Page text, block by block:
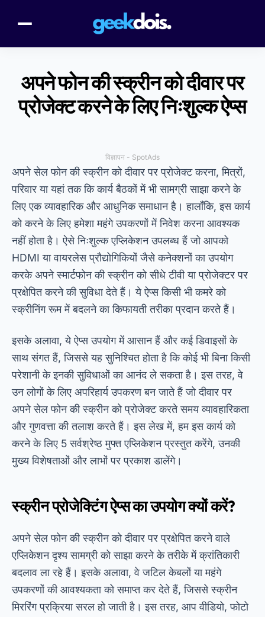
अपने फोन की स्क्रीन को दीवार पर
प्रोजेक्ट करने के लिए निःशुल्क ऐप्स
विज्ञापन - SpotAds
अपने सेल फोन की स्क्रीन को दीवार पर प्रोजेक्ट करना, मित्रों,
परिवार या यहां तक कि कार्य बैठकों में भी सामग्री साझा करने के
लिए एक व्यावहारिक और आधुनिक समाधान है। हालाँकि, इस कार्य
को करने के लिए हमेशा महंगे उपकरणों में निवेश करना आवश्यक
नहीं होता है। ऐसे निःशुल्क एप्लिकेशन उपलब्ध हैं जो आपको
HDMI या वायरलेस प्रौद्योगिकियों जैसे कनेक्शनों का उपयोग
करके अपने स्मार्टफोन की स्क्रीन को सीधे टीवी या प्रोजेक्टर पर
प्रक्षेपित करने की सुविधा देते हैं। ये ऐप्स किसी भी कमरे को
स्क्रीनिंग रूम में बदलने का किफायती तरीका प्रदान करते हैं।
इसके अलावा, ये ऐप्स उपयोग में आसान हैं और कई डिवाइसों के
साथ संगत हैं, जिससे यह सुनिश्चित होता है कि कोई भी बिना किसी
परेशानी के इनकी सुविधाओं का आनंद ले सकता है। इस तरह, वे
उन लोगों के लिए अपरिहार्य उपकरण बन जाते हैं जो दीवार पर
अपने सेल फोन की स्क्रीन को प्रोजेक्ट करते समय व्यावहारिकता
और गुणवत्ता की तलाश करते हैं। इस लेख में, हम इस कार्य को
करने के लिए 5 सर्वश्रेष्ठ मुफ्त एप्लिकेशन प्रस्तुत करेंगे, उनकी
मुख्य विशेषताओं और लाभों पर प्रकाश डालेंगे।
स्क्रीन प्रोजेक्टिंग ऐप्स का उपयोग क्यों करें?
अपने सेल फोन की स्क्रीन को दीवार पर प्रक्षेपित करने वाले
एप्लिकेशन दृश्य सामग्री को साझा करने के तरीके में क्रांतिकारी
बदलाव ला रहे हैं। इसके अलावा, वे जटिल केबलों या महंगे
उपकरणों की आवश्यकता को समाप्त कर देते हैं, जिससे स्क्रीन
मिररिंग प्रक्रिया सरल हो जाती है। इस तरह, आप वीडियो, फोटो